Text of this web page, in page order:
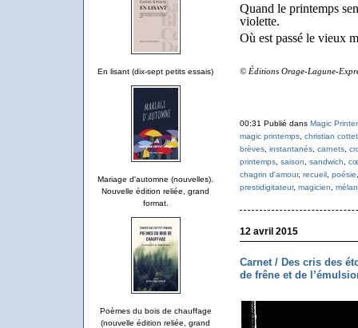
En lisant (dix-sept petits essais)
Mariage d'automne (nouvelles).
Nouvelle édition reliée, grand
format.
Poèmes du bois de chauffage
(nouvelle édition reliée, grand
Quand le printemps
violette.
Où est passé le vieux
© Éditions Orage-Lagune-
00:31 Publié dans Magic
magic printemps, christian
brèves, instantanés, carnets,
printemps, saison sandwich
chagrin d'amour, recueil, poésie
prestidigitateur, magicien
12 avril 2015
Carnet / Des cris des
de frêne et de